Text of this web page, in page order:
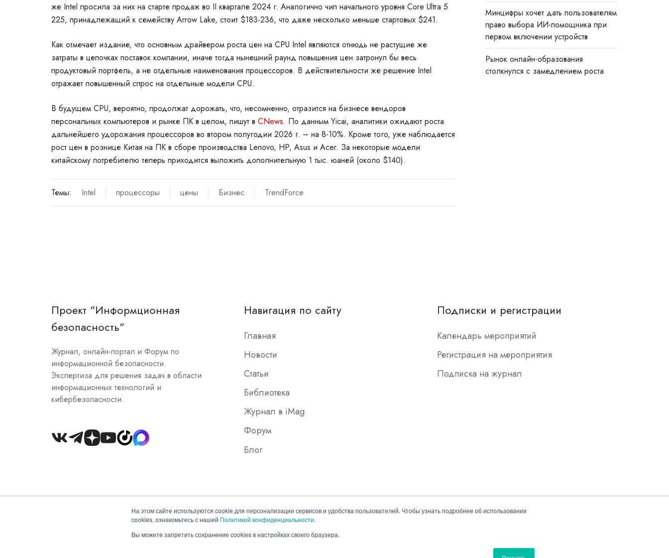
На этом сайте используются cookie для персонализации сервисов и удобства пользователей. Чтобы узнать подробнее об использовании
cookies, ознакомьтесь с нашей Политикой конфиденциальности.
Вы можете запретить сохранение cookies в настройках своего браузера.
же Intel просила за них на старте продаж во II квартале 2024 г. Аналогично чип начального уровня Core Ultra 5
225, принадлежащий к семейству Arrow Lake, стоит $183-236, что даже несколько меньше стартовых $241.
Как отмечает издание, что основным драйвером роста цен на CPU Intel являются отнюдь не растущие же
затраты в цепочках поставок компании, иначе тогда нынешний раунд повышения цен затронул бы весь
продуктовый портфель, а не отдельные наименования процессоров. В действительности же решение Intel
отражает повышенный спрос на отдельные модели CPU.
В будущем CPU, вероятно, продолжат дорожать, что, несомненно, отразится на бизнесе вендоров
персональных компьютеров и рынке ПК в целом, пишут в CNews. По данным Yicai, аналитики ожидают роста
дальнейшего удорожания процессоров во втором полугодии 2026 г. – на 8-10%. Кроме того, уже наблюдается
рост цен в рознице Китая на ПК в сборе производства Lenovo, HP, Asus и Acer. За некоторые модели
китайскому потребителю теперь приходится выложить дополнительную 1 тыс. юаней (около $140).
Темы: Intel процессоры цены Бизнес TrendForce
Минцифры хочет дать пользователям
право выбора ИИ-помощника при
первом включении устройств
Рынок онлайн-образования
столкнулся с замедлением роста
Проект "Информционная
безопасность"
Журнал, онлайн-портал и Форум по
информационной безопасности.
Экспертиза для решения задач в области
информационных технологий и
кибербезопасности.
Join
Навигация по сайту
Главная
Новости
Статьи
Библиотека
Журнал в iMag
Форум
Блог
Подписки и регистрации
Календарь мероприятий
Регистрация на мероприятия
Подписка на журнал
Copyright © 2026 ООО "Гротек"